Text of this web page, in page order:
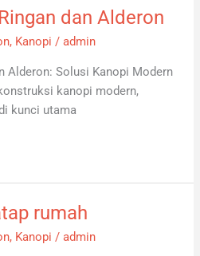
dan Alderon
, Kanopi /admin
Alderon: Solusi Kanopi Modern
kanopi modern,
kunci utama
rumah
, Kanopi /admin